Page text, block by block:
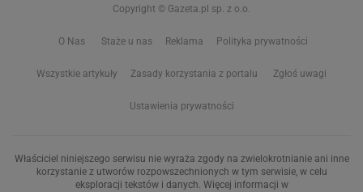
Copyright © Gazeta.pl sp. z o.o.
O Nas Staże u nas Reklama Polityka prywatności
Wszystkie artykuły Zasady korzystania z portalu Zgłoś uwagi
Ustawienia prywatności
Właściciel niniejszego serwisu nie wyraża zgody na zwielokrotnianie ani inne
korzystanie z utworów rozpowszechnionych w tym serwisie, w celu
eksploracji tekstów i danych. Więcej informacji w